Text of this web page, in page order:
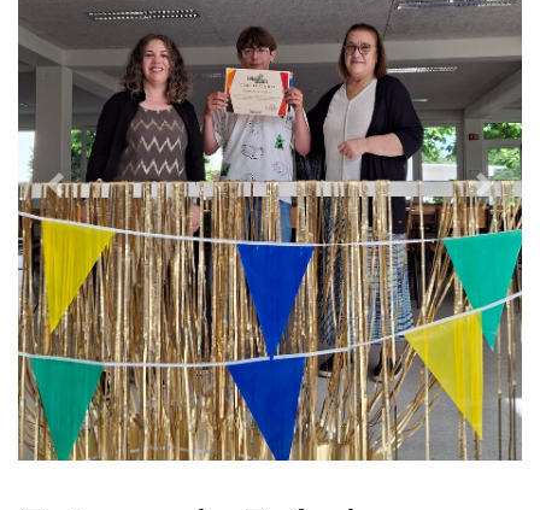
Previous Next